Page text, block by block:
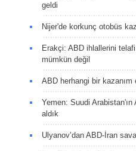
geldi
Nijer'de korkunç otobüs
Erakçi: ABD ihlallerini
mümkün değil
ABD herhangi bir
Yemen: Suudi
aldık
Ulyanov’dan ABD-İran